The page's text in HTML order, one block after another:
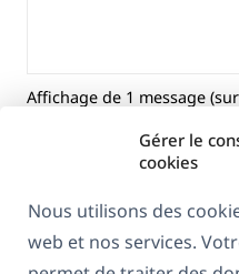
Gérer le
cookies
Nous utilisons des
web et nos services.
Affichage de 1 message